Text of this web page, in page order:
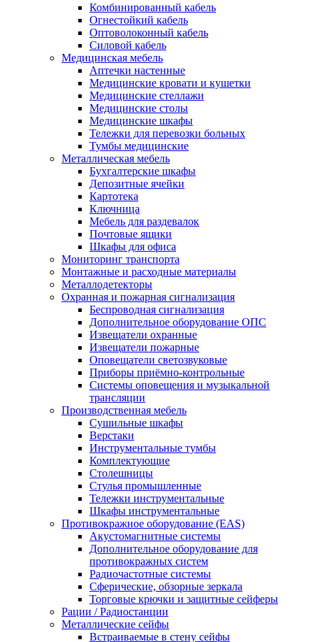
Комбинированный кабель
Огнестойкий кабель
Оптоволоконный кабель
Силовой кабель
Медицинская мебель
Аптечки настенные
Медицинские кровати и кушетки
Медицинские стеллажи
Медицинские столы
Медицинские шкафы
Тележки для перевозки больных
Тумбы медицинские
Металлическая мебель
Бухгалтерские шкафы
Депозитные ячейки
Картотека
Ключница
Мебель для раздевалок
Почтовые ящики
Шкафы для офиса
Мониторинг транспорта
Монтажные и расходные материалы
Металлодетекторы
Охранная и пожарная сигнализация
Беспроводная сигнализация
Дополнительное оборудование ОПС
Извещатели охранные
Извещатели пожарные
Оповещатели светозвуковые
Приборы приёмно-контрольные
Системы оповещения и музыкальной
трансляции
Производственная мебель
Cушильные шкафы
Верстаки
Инструментальные тумбы
Комплектующие
Столешницы
Стулья промышленные
Тележки инструментальные
Шкафы инструментальные
Противокражное оборудование (EAS)
Акустомагнитные системы
Дополнительное оборудование для
противокражных систем
Радиочастотные системы
Сферические, обзорные зеркала
Торговые крючки и защитные сейферы
Рации / Радиостанции
Металлические сейфы
Встраиваемые в стену сейфы